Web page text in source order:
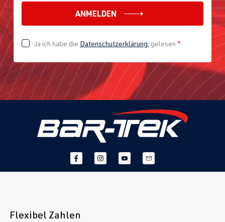
ANMELDEN
Ja ich habe die Datenschutzerklärung gelesen *
Flexibel Zahlen